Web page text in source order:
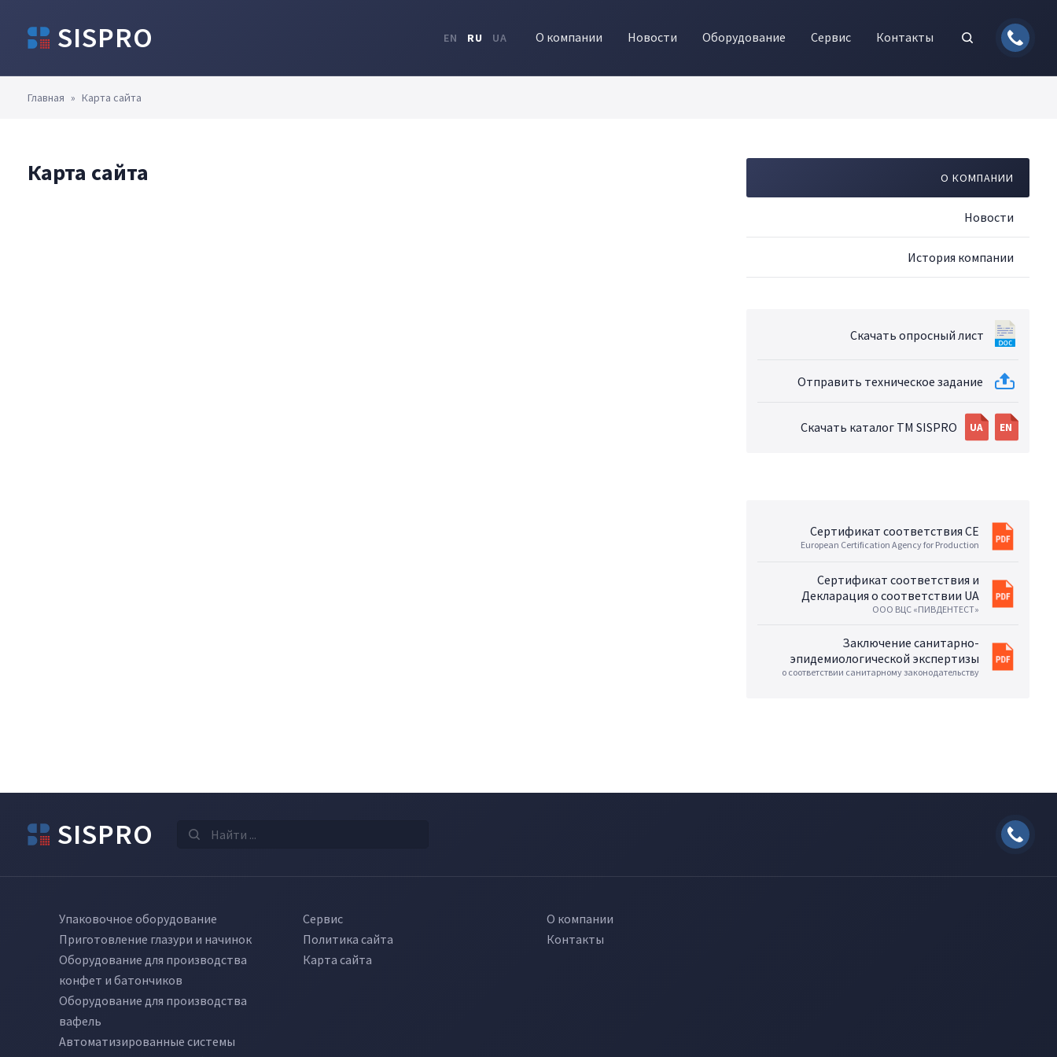
SISPRO EN RU UA О компании Новости Оборудование Сервис Контакты
Главная » Карта сайта
Карта сайта О КОМПАНИИ
Новости
История компании
Скачать опросный лист
Отправить техническое задание
Скачать каталог TM SISPRO UA EN
Сертификат соответствия CE
European Certification Agency for Production
Сертификат соответствия и
Декларация о соответствии UA
ООО ВЦС «ПИВДЕНТЕСТ»
Заключение санитарно-
эпидемиологической экспертизы
о соответствии санитарному законодательству
SISPRO
Упаковочное оборудование
Приготовление глазури и начинок
Оборудование для производства
конфет и батончиков
Оборудование для производства
вафель
Автоматизированные системы
Сервис
Политика сайта
Карта сайта
О компании
Контакты